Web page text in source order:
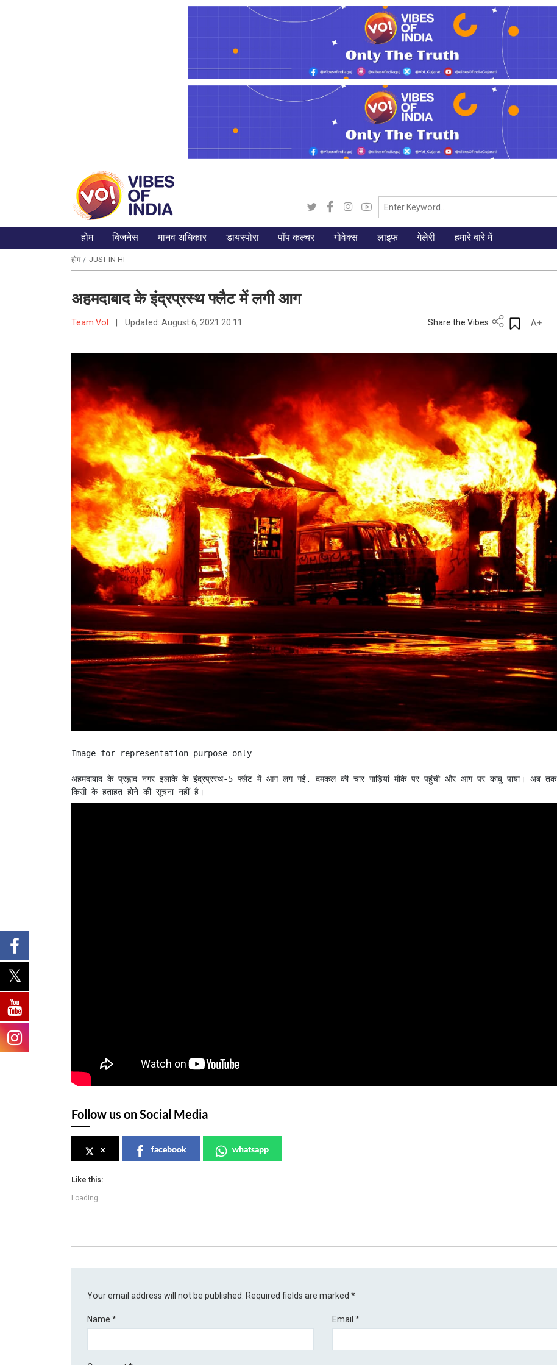
होम बिजनेस मानव अधिकार डायस्पोरा पॉप कल्चर गोवेक्स लाइफ गेलेरी हमारे बारे में
होम JUST IN-HI
अहमदाबाद के इंद्रप्रस्थ फ्लैट में लगी आग
Team VoI Updated: August 6, 2021 20:11 Share the Vibes A+
Image for representation purpose only
अहमदाबाद के प्रह्लाद नगर इलाके के इंद्रप्रस्थ-5 फ्लैट में आग लग गई. दमकल की चार गाड़ियां मौके पर पहुंची और आग पर काबू पाया। अब तक
Follow us on Social Media
x facebook whatsapp
Like this:
Loading...
Your email address will not be published. Required fields are marked*
Name* Email *